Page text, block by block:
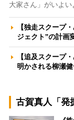
大家さん」がいよ
【独走スクープ
ジェクト”の計画
【追及スクープ
明かされる柳瀬
古賀真人「発